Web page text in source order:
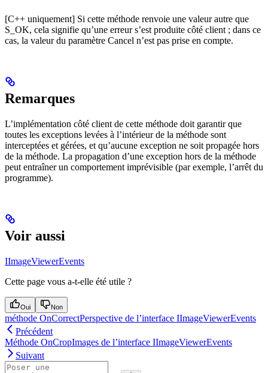
[C++ uniquement] Si cette méthode renvoie une valeur autre que
S_OK, cela signifie qu’une erreur s’est produite côté client ; dans ce
cas, la valeur du paramètre Cancel n’est pas prise en compte.
Remarques
L’implémentation côté client de cette méthode doit garantir que
toutes les exceptions levées à l’intérieur de la méthode sont
interceptées et gérées, et qu’aucune exception ne soit propagée hors
de la méthode. La propagation d’une exception hors de la méthode
peut entraîner un comportement imprévisible (par exemple, l’arrêt du
programme).
Voir aussi
IImageViewerEvents
Cette page vous a-t-elle été utile ?
Oui Non
méthode OnCorrectPerspective de l’interface IImageViewerEvents
Précédent
Méthode OnCropImages de l’interface IImageViewerEvents
Suivant